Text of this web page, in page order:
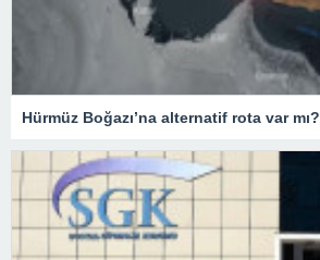
Hürmüz Boğazı’na alternatif rota var mı?